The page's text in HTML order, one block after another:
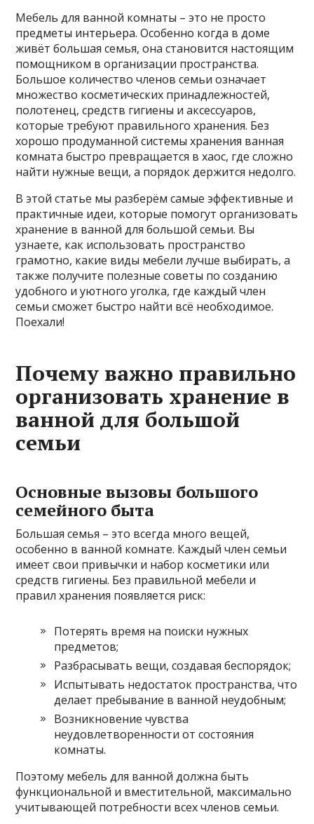
Мебель для ванной комнаты – это не просто
предметы интерьера. Особенно когда в доме
живёт большая семья, она становится настоящим
помощником в организации пространства.
Большое количество членов семьи означает
множество косметических принадлежностей,
полотенец, средств гигиены и аксессуаров,
которые требуют правильного хранения. Без
хорошо продуманной системы хранения ванная
комната быстро превращается в хаос, где сложно
найти нужные вещи, а порядок держится недолго.
В этой статье мы разберём самые эффективные и
практичные идеи, которые помогут организовать
хранение в ванной для большой семьи. Вы
узнаете, как использовать пространство
грамотно, какие виды мебели лучше выбирать, а
также получите полезные советы по созданию
удобного и уютного уголка, где каждый член
семьи сможет быстро найти всё необходимое.
Поехали!
Почему важно правильно
организовать хранение в
ванной для большой
семьи
Основные вызовы большого
семейного быта
Большая семья – это всегда много вещей,
особенно в ванной комнате. Каждый член семьи
имеет свои привычки и набор косметики или
средств гигиены. Без правильной мебели и
правил хранения появляется риск:
Потерять время на поиски нужных
предметов;
Разбрасывать вещи, создавая беспорядок;
Испытывать недостаток пространства, что
делает пребывание в ванной неудобным;
Возникновение чувства
неудовлетворенности от состояния
комнаты.
Поэтому мебель для ванной должна быть
функциональной и вместительной, максимально
учитывающей потребности всех членов семьи.